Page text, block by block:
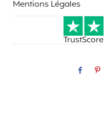
Mentions Légales
TrustScore